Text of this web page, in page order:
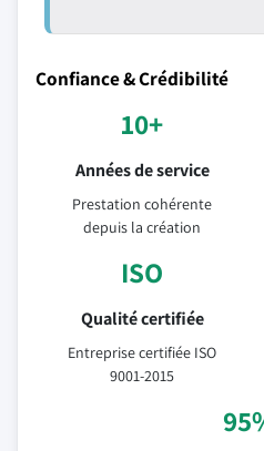
Confiance & Crédibilité
10+
Années de service
Prestation cohérente
depuis la création
ISO
Qualité certifiée
Entreprise certifiée ISO
9001-2015